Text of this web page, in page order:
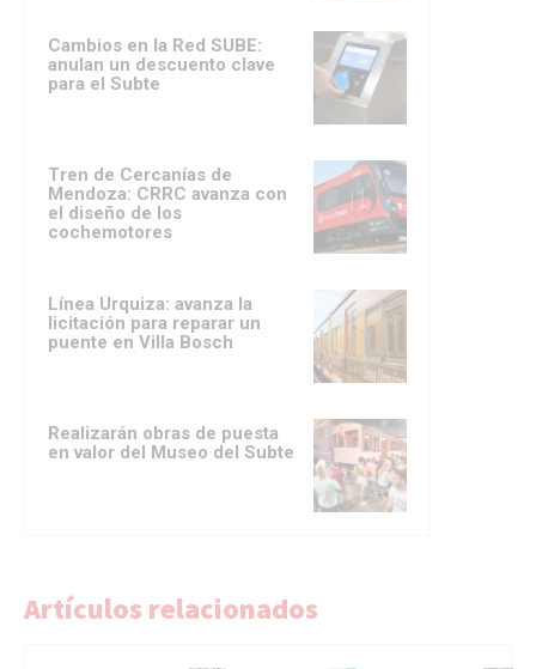
Cambios en la Red SUBE:
anulan un descuento clave
para el Subte
Tren de Cercanías de
Mendoza: CRRC avanza con
el diseño de los
cochemotores
Línea Urquiza: avanza la
licitación para reparar un
puente en Villa Bosch
Realizarán obras de puesta
en valor del Museo del Subte
Artículos relacionados